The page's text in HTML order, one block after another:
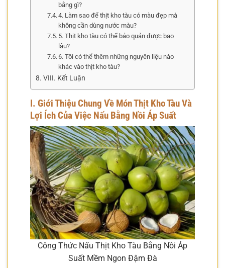
bằng gì?
4. Làm sao để thịt kho tàu có màu đẹp mà
không cần dùng nước màu?
5. Thịt kho tàu có thể bảo quản được bao
lâu?
6. Tôi có thể thêm những nguyên liệu nào
khác vào thịt kho tàu?
VIII. Kết Luận
I. Giới Thiệu Chung Về Món Thịt Kho Tàu Và
Lợi Ích Của Việc Nấu Bằng Nồi Áp Suất
Công Thức Nấu Thịt Kho Tàu Bằng Nồi Áp
Suất Mềm Ngon Đậm Đà